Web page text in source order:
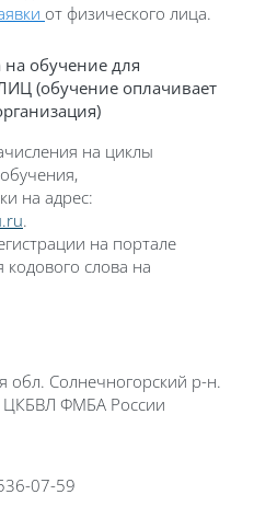
от физического лица.
обучение для
(обучение оплачивает
на циклы
на адрес:
.
на портале
кодового слова на
обл. Солнечногорский р-н.
ЦКБВЛ ФМБА России
07-59